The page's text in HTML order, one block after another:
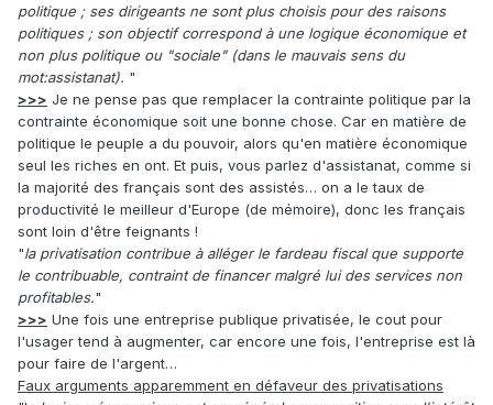
politique ; ses dirigeants ne sont plus choisis pour des raisons
politiques ; son objectif correspond à une logique économique et
non plus politique ou "sociale" (dans le mauvais sens du
mot:assistanat). "
>>> Je ne pense pas que remplacer la contrainte politique par la
contrainte économique soit une bonne chose. Car en matière de
politique le peuple a du pouvoir, alors qu'en matière économique
seul les riches en ont. Et puis, vous parlez d'assistanat, comme si
la majorité des français sont des assistés… on a le taux de
productivité le meilleur d'Europe (de mémoire), donc les français
sont loin d'être feignants !
"la privatisation contribue à alléger le fardeau fiscal que supporte
le contribuable, contraint de financer malgré lui des services non
profitables."
>>> Une fois une entreprise publique privatisée, le cout pour
l'usager tend à augmenter, car encore une fois, l'entreprise est là
pour faire de l'argent…
Faux arguments apparemment en défaveur des privatisations